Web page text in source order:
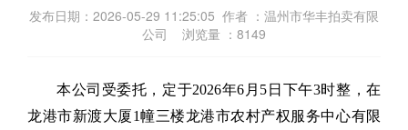
发布日期：2026-05-29 11:25:05 作者 ：温州市华丰拍卖有限
公司 浏览量 ： 8149
本公司受委托，定于2026年6 月 5 日 下午3时整 ，在
龙港市新渡大厦1幢三楼龙港市农村产权服务中心有限